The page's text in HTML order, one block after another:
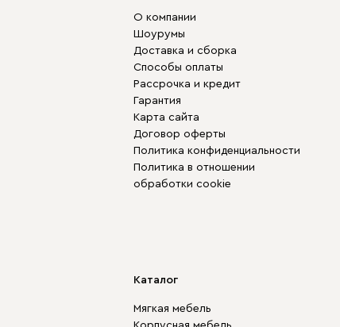
О компании
Шоурумы
Доставка и сборка
Способы оплаты
Рассрочка и кредит
Гарантия
Карта сайта
Договор оферты
Политика конфиденциальности
Политика в отношении
обработки cookie
Каталог
Мягкая мебель